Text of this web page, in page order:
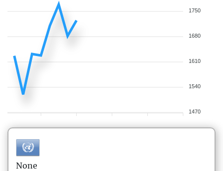
1750
1680
1610
1540
1470
None